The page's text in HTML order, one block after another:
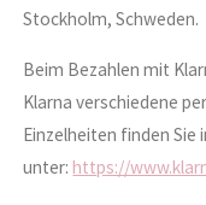
Stockholm, Schweden.
Beim Bezahlen mit
Klarna verschiedene
Einzelheiten finden Sie
unter: https://